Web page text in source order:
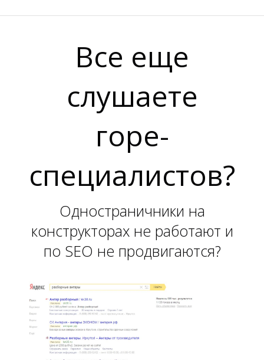
K
Ч
Все еще
слушаете
горе-
специалистов?
Одностраничники на
конструкторах не работают и
по SEO не продвигаются?